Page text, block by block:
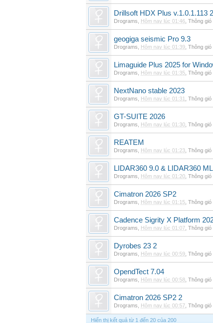
Drillsoft HDX Plus v.1.0.1.113 2
Drograms Hôm nay lúc 01:46 Thông
geogiga seismic Pro 9.3
Drograms Hôm nay lúc 01:39 Thông
Limaguide Plus 2025 for
Drograms Hôm nay lúc 01:35 Thông
NextNano stable 2023
Drograms Hôm nay lúc 01:31 Thông
GT-SUITE 2026
Drograms Hôm nay lúc 01:30 Thông
REATEM
Drograms Hôm nay lúc 01:23 Thông
LIDAR360 9.0 & LIDAR360
Drograms Hôm nay lúc 01:20 Thông
Cimatron 2026 SP2
Drograms Hôm nay lúc 01:15 Thông
Cadence Sigrity X Platform
Drograms Hôm nay lúc 01:07 Thông
Dyrobes 23 2
Drograms Hôm nay lúc 00:59 Thông
OpendTect 7.04
Drograms Hôm nay lúc 00:58 Thông
Cimatron 2026 SP2 2
Drograms Hôm nay lúc 00:57 Thông
Hiển thị kết quả từ 1 đến 20 của 200